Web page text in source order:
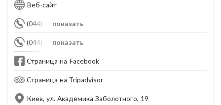
Веб-сайт
показать
(044) 266-50-06
показать
(044) 266-31-89
Страница на Facebook
Страница на Tripadvisor
Киев, ул. Академика Заболотного, 19